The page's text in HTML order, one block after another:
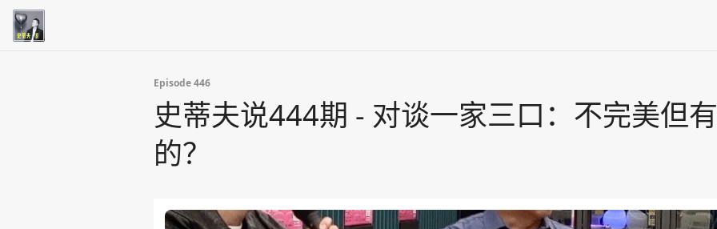
Episode 446
史蒂夫说444期 - 对谈一家三口：不完美但
的？